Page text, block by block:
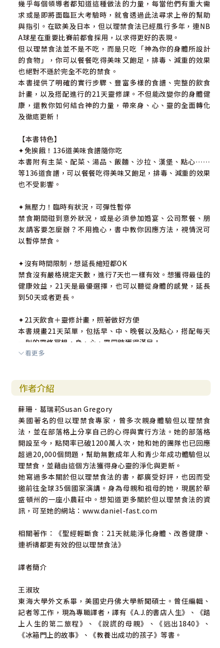
幾乎每個領導者都知道這種做法的力量，每當他們有重大需
求或是即將面臨巨大考驗時，就會透過此法尋求上帝的幫助
與指引。在歐美及日本，但以理禁食法已經風行多年，連NB
A球星在重要比賽前都會採用，以求得更好的表現。
但以理禁食法並不是不吃，而是只吃「神為你的身體所設計
的食物」，你可以餐餐吃得美味又飽足，排毒、減重的效果
也絕對不遜於完全不吃的禁食。
本書提供了明確的實行步驟、豐富多樣的食譜、完整的飲食
計畫，以及搭配進行的21天靈修課。不但能改變你的身體健
康，還教你如何結合神的力量，帶來身、心、靈的全面轉化
及徹底更新！
【本書特色】
✦免挨餓！136道美味食譜隨你吃
本書附有主菜、配菜、湯品、飯麵、沙拉、漢堡、點心……
等136道食譜，可以餐餐吃得美味又飽足，排毒、減重的效果
也不受影響。
✦無壓力！臨時有狀況，可彈性暫停
禁食期間碰到意外狀況，或是必須參加婚宴、公司聚餐、朋
友請客要怎麼辦？不用擔心，書中教你因應方法，視情況可
以暫停禁食。
✦沒有時間限制，想延長縮短都OK
禁食沒有嚴格規定天數，進行7天也一樣有效。想獲得最佳的
健康效益，21天是最優選擇，也可以聽從身體的感覺，延長
到50天或者更長。
✦21天飲食＋靈修計畫，照著做好方便
本書規畫21天菜單，包括早、中、晚餐以及點心，搭配每天
一則的靈修冥想，身、心、靈同時獲得滿足！
內容和所需材料；3.準備：預先備好食材及餐點；4.參與：感
受整體狀況的改善與提升；5.感謝與檢討：檢視禁食前後的不
同，為下一次禁食做準備。
【讀者成功見證】
◆禁食兩週後，我的精神、生理和情緒都很棒，還瘦了7公
斤！
◆禁食之後，我停用了長期服用的藥物，讓我的醫生非常驚
喜。
◆我在禁食期間和疏離多年的父母修復了關係，和神的關係
也更密切了。
◆我剛吃完食譜裡的香柚酸辣燉飯，有點罪惡感，因為實在
◆孩子們都很喜歡書中的菜單，禁食結束後，我想保持這種
健康的飲食習慣。
【牧者、專家一致好評】
現代人關注如何吃得健康、長壽，如何淨化、排毒。因為大
家發現，吃得太多太豐富，已經造成負擔！這本特別的健康
「食譜」，教你怎麼脫離對添加和裝飾的依賴，單純地享受
新鮮簡單的滋養。而其中提到的更不只侷限於身體需要的食
物，你還將獲得珍貴的心靈營養素！早在四千年前，猶太民
看更多
作者介紹
蘇珊．葛瑞莉Susan Gregory
美國著名的但以理禁食專家，曾多次親身體驗但以理禁食
法，並在部落格上分享自己的心得與實行方法。她的部落格
開設至今，點閱率已破1200萬人次，她和她的團隊也已回應
超過20,000個問題，幫助無數成年人和青少年成功體驗但以
理禁食，並藉由這個方法獲得身心靈的淨化與更新。
她寫過多本關於但以理禁食法的書，都廣受好評，也因而受
邀前往全球35個國家演講。身為母親和祖母的她，現居於華
盛頓州的一座小農莊中。想知道更多關於但以理禁食法的資
訊，可至她的網站：www.daniel-fast.com
相關著作：《聖經輕斷食：21天就能淨化身體、改善健康、
連祈禱都更有效的但以理禁食法》
譯者簡介
王淑玫
東海大學外文系畢，美國史丹佛大學新聞碩士。曾任編輯、
記者等工作，現為專職譯者，譯有《A.J.的書店人生》、《踏
上人生的第二旅程》、《說謊的母親》、《逃出1840》、
《冰箱門上的故事》、《教養出成功的孩子》等書。